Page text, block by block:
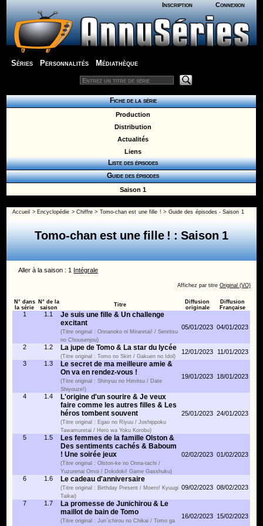
Inscription Connexion
Séries Personnalités Médiathèque
Fiche de la série
Production
Distribution
Actualités
Liens
Liste des épisodes
Guide des épisodes
Saison 1
Accueil > Encyclopédie >Chiffre > Tomo-chan est une fille ! > Guide des épisodes - Saison 1
Tomo-chan est une fille ! : Saison 1
Aller à la saison : 1 Intégrale
Affichez par titre Original (VO)
N° dans
la série
N° de la
saison
Titre
Diffusion
originale
Diffusion
Française
1 1.1
Je suis une fille & Un challenge
excitant
(Titre original : Onnanoko ni Miraretai! / Senritsu
no Chousenjou)
05/01/2023 04/01/2023
2 1.2 La jupe de Tomo & La star du lycée
(Titre original : Tomo no Skirt / Gakuen no Idol)
12/01/2023
11/01/2023
3
1.3
Le secret de ma meilleure amie &
On va en rendez-vous !
(Titre original : Shinyuu no Himitsu / Date
Shiyouze!)
19/01/2023 18/01/2023
4 1.4
L'origine d'un sourire & Je veux
faire comme les autres filles & Les
héros tombent souvent
(Titre original : Egao no Riyuu / Joshippoku
Tawamuretai / Hero wa Yoku Korobu)
25/01/2023 24/01/2023
5 1.5
Les femmes de la famille Olston &
Des sentiments cachés & Baboum
! Une soirée jeux
(Titre original : Olston-ke no Onna-tachi /
Yuzurenai Omoi / Dokidoki! Game Gasshuku)
02/02/2023 01/02/2023
6 1.6 Le cadeau d'anniversaire
(Titre original : Birthday Present / Moero! Kyuugi
Taikai)
09/02/2023 08/02/2023
7 1.7
La promesse de Junichirou & Le
maillot de bain de Tomo
(Titre original : Jun`ichirou no Chikai / Tomo ga
16/02/2023 15/02/2023